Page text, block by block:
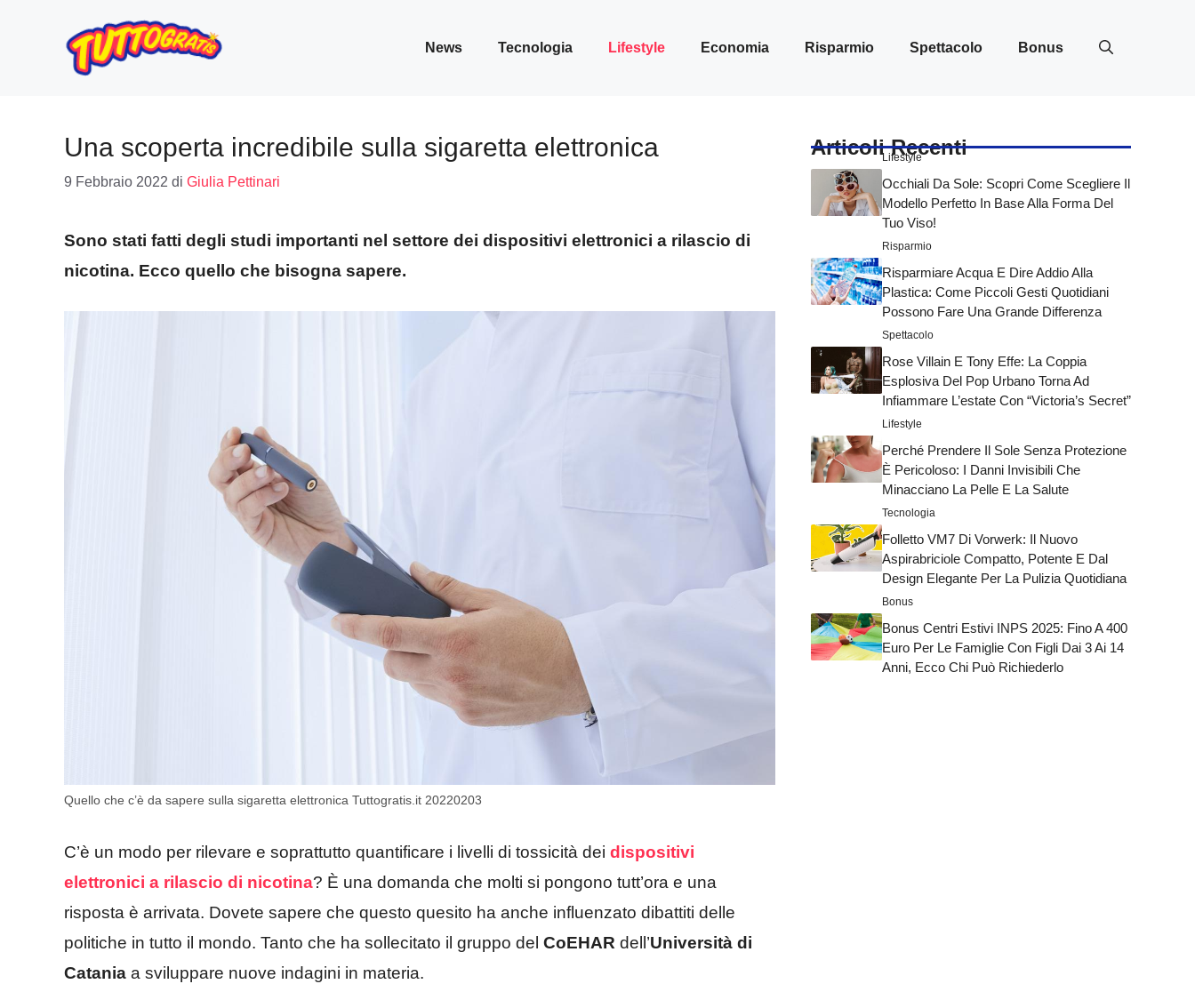
contenuto
News Tecnologia Lifestyle Economia Risparmio Spettacolo Bonus
Una scoperta incredibile sulla sigaretta elettronica
9 Febbraio 2022 di Giulia Pettinari
Sono stati fatti degli studi importanti nel settore dei dispositivi elettronici a rilascio di
nicotina. Ecco quello che bisogna sapere.
Quello che c’è da sapere sulla sigaretta elettronica Tuttogratis.it 20220203
C’è un modo per rilevare e soprattutto quantificare i livelli di tossicità dei dispositivi
elettronici a rilascio di nicotina? È una domanda che molti si pongono tutt’ora e una
risposta è arrivata. Dovete sapere che questo quesito ha anche influenzato dibattiti delle
politiche in tutto il mondo. Tanto che ha sollecitato il gruppo del CoEHAR dell’Università di
Catania a sviluppare nuove indagini in materia.
Articoli Recenti
Lifestyle
Occhiali Da Sole: Scopri Come Scegliere Il
Modello Perfetto In Base Alla Forma Del
Tuo Viso!
Risparmio
Risparmiare Acqua E Dire Addio Alla
Plastica: Come Piccoli Gesti Quotidiani
Possono Fare Una Grande Differenza
Spettacolo
Rose Villain E Tony Effe: La Coppia
Esplosiva Del Pop Urbano Torna Ad
Infiammare L’estate Con “Victoria’s Secret”
Lifestyle
Perché Prendere Il Sole Senza Protezione
È Pericoloso: I Danni Invisibili Che
Minacciano La Pelle E La Salute
Tecnologia
Folletto VM7 Di Vorwerk: Il Nuovo
Aspirabriciole Compatto, Potente E Dal
Design Elegante Per La Pulizia Quotidiana
Bonus
Bonus Centri Estivi INPS 2025: Fino A 400
Euro Per Le Famiglie Con Figli Dai 3 Ai 14
Anni, Ecco Chi Può Richiederlo